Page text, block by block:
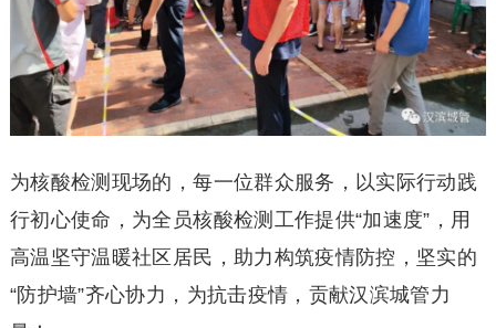
为核酸检测现场的，每一位群众服务，以实际行动践
行初心使命，为全员核酸检测工作提供“加速度”，用
高温坚守温暖社区居民，助力构筑疫情防控，坚实的
“防护墙”齐心协力，为抗击疫情，贡献汉滨城管力